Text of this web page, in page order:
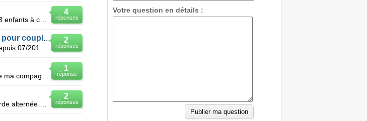
4
réponses
Bonjour, Je vis avec mon compagnon depuis 2007. J'ai mes 3 enfants à charge En mars 2011, mon comp
2
réponses
Rétroactivité du Supplément Familial de Traitement pour couple pacsé
1
réponse
2
réponses
Votre question en détails :